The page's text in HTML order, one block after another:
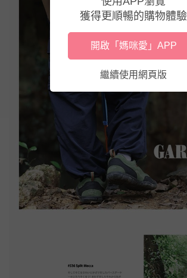
獲得更順暢的購物體驗
開啟「媽咪愛」APP
繼續使用網頁版